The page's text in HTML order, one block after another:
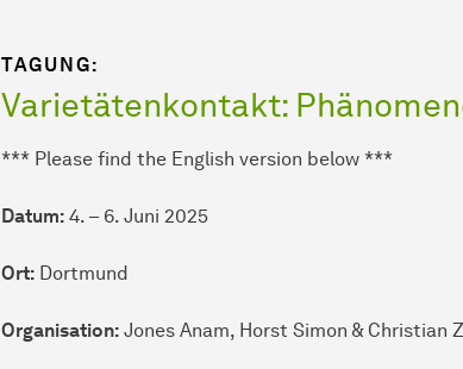
TAGUNG:
Varietätenkontakt:
*** Please find the English version below ***
Datum: 4. – 6. Juni 2025
Ort: Dortmund
Organisation: Jones Anam, Horst Simon & Christian